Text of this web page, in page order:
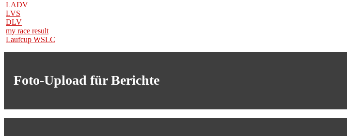
LADV
LVS
DLV
my race result
Laufcup WSLC
Foto-Upload für Berichte